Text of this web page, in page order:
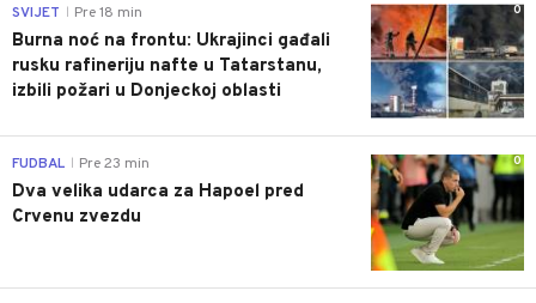
0
SVIJET Pre 18 min
Burna noć na frontu: Ukrajinci gađali
rusku rafineriju nafte u Tatarstanu,
izbili požari u Donjeckoj oblasti
0
FUDBAL Pre 23 min
Dva velika udarca za Hapoel pred
Crvenu zvezdu